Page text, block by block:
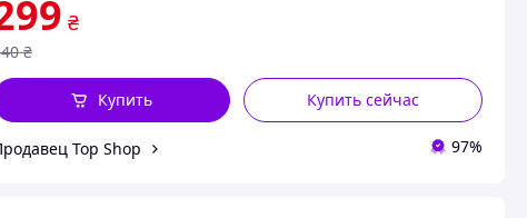
₴
₴
Купить сейчас
Купить
Top Shop 97%